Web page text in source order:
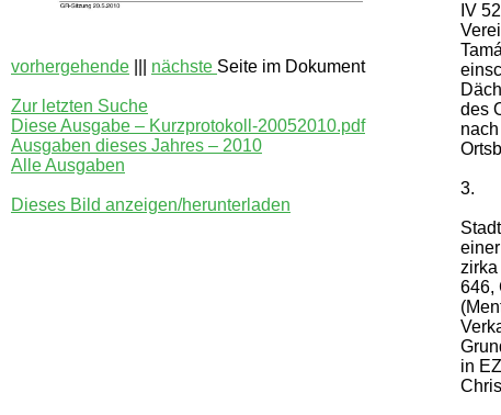
vorhergehende nächste Seite im Dokument
Zur letzten Suche
Diese Ausgabe – Kurzprotokoll-20052010.pdf
Ausgaben dieses Jahres – 2010
Alle Ausgaben
Dieses Bild anzeigen/herunterladen
IV
des
3.
zirka
646,
in